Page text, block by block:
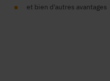
et bien d'autres avantages